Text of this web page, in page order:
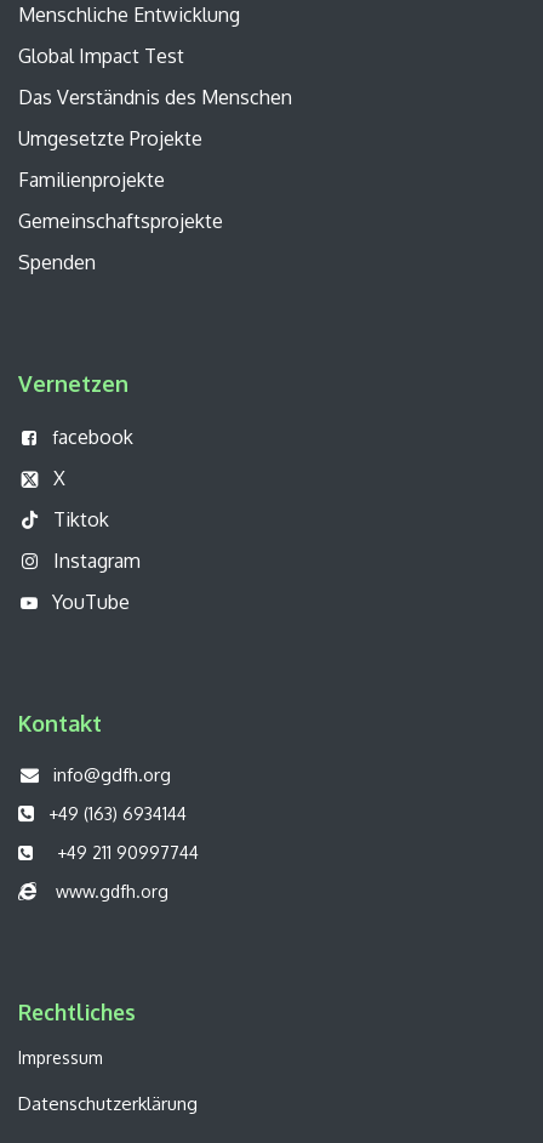
Menschliche Entwicklung
Global Impact Test
Das Verständnis des Menschen
Umgesetzte Projekte
Familienprojekte
Gemeinschaftsprojekte
Spenden
Vernetzen
facebook
X
Tiktok
Instagram
YouTube
Kontakt
info@gdfh.org
+49 (163) 6934144
+49 211 90997744
www.gdfh.org
Rechtliches​​
Impressum
Datenschutzerklärung